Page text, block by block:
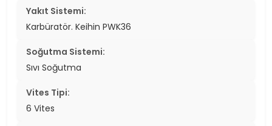
Yakıt Sistemi:
Karbüratör. Keihin PWK36
Soğutma Sistemi:
Sıvı Soğutma
Vites Tipi:
6 Vites